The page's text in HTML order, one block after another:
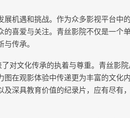
机遇和挑战。作为众多影视平台中
喜爱与关注。青丝影院不仅是一个
传承。
对文化传承的执着与尊重。青丝影
在观影体验中传递更为丰富的文化
深具教育价值的纪录片，应有尽有